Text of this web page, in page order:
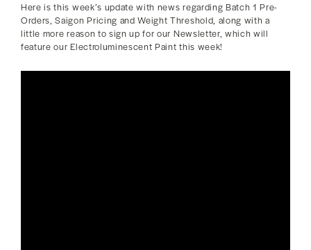
Here is this week’s update with news regarding Batch 1 Pre-
Orders, Saigon Pricing and Weight Threshold, along with a
little more reason to sign up for our Newsletter, which will
feature our Electroluminescent Paint this week!